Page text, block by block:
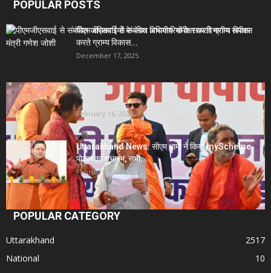
POPULAR POSTS
पीएमजीएसवाई से संबंधित अधिकारियों के साथ विभागीय समीक्षा
करते ग्राम्य विकास...
December 17, 2025
Uttarakhand News- सीएम धामी सख्त: जनता की समस्याओं
पर देरी बर्दाश्त...
February 16, 2026
Uttarakhand News: सीएम धामी ने किया myScheme
पोर्टल का शुभारंभ, सभी...
February 20, 2026
POPULAR CATEGORY
Uttarakhand
2517
National
10